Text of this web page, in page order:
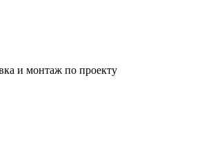
и монтаж по проекту